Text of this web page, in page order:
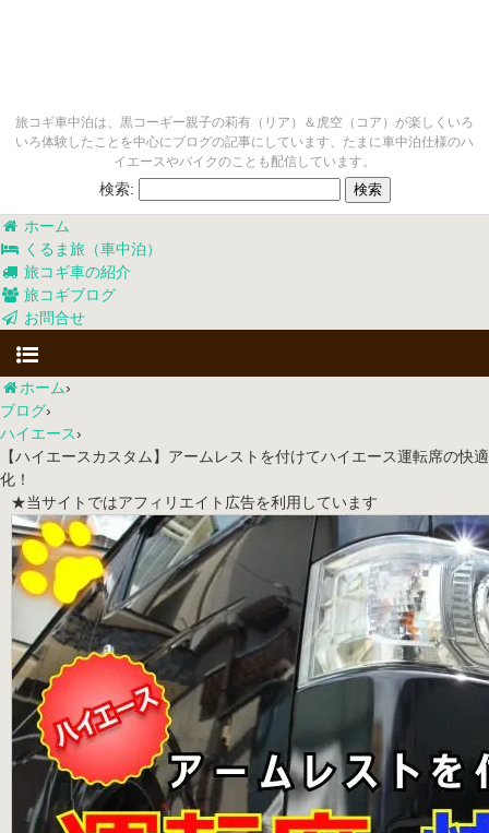
旅コギ車中泊は、黒コーギー親子の莉有（リア）＆虎空（コア）が楽しくいろ
いろ体験したことを中心にブログの記事にしています、たまに車中泊仕様のハ
イエースやバイクのことも配信しています。
検索:
ホーム
くるま旅（車中泊）
旅コギ車の紹介
旅コギブログ
お問合せ
ホーム›
ブログ›
ハイエース›
【ハイエースカスタム】アームレストを付けてハイエース運転席の快適
化！
★当サイトではアフィリエイト広告を利用しています